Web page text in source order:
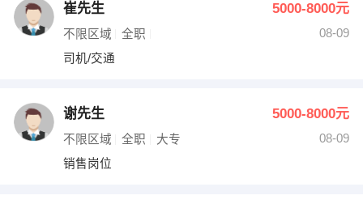
崔先生 5000-8000元
不限区域 全职
08-09
司机/交通
谢先生 5000-8000元
不限区域 全职 大专
08-09
销售岗位